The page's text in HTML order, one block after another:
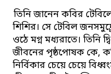
তিনি জানেন কবির
শিশির। সে টেবিল
ওঠে মগ্ন মধ্যরাতে। তিনি
জীবনের পৃষ্ঠপোষক কে,
নির্বিকার চেয়ে চেয়ে